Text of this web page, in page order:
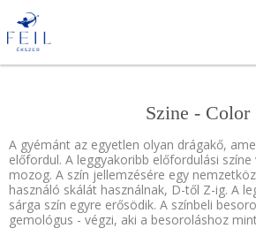
Szine - Color
A gyémánt az egyetlen olyan drágakő,
előfordul. A leggyakoribb előfordulási
mozog. A szín jellemzésére egy
használó skálát használnak, D-től Z-ig. A
sárga szín egyre erősödik. A színbeli
gemológus - végzi, aki a besoroláshoz